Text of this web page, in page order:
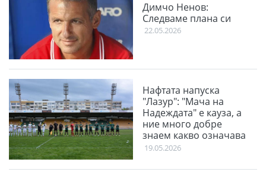
Димчо Ненов:
Следваме плана си
22.05.2026
Нафтата напуска
"Лазур": "Мача на
Надеждата" е кауза, а
ние много добре
знаем какво означава
тази дума!
19.05.2026